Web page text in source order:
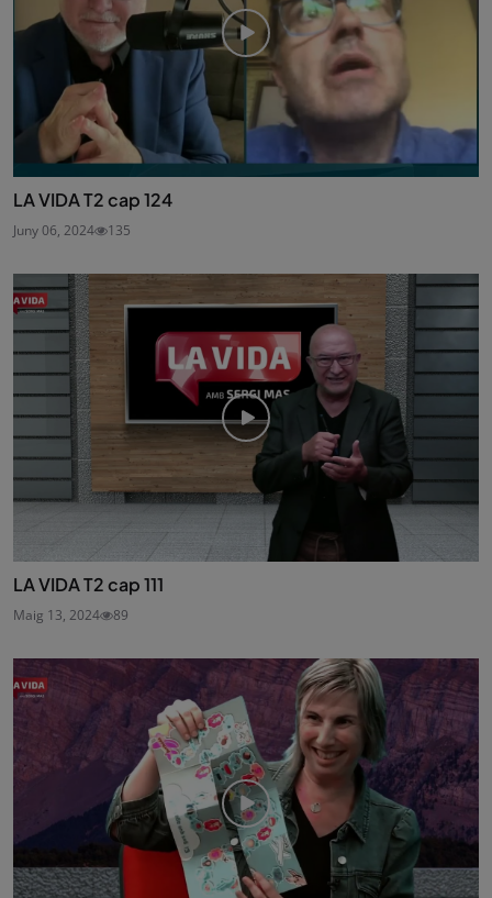
LA VIDA T2 cap 124
Juny 06, 2024 135
LA VIDA T2 cap 111
Maig 13, 2024 89